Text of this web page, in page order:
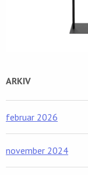
ARKIV
februar 2026
november 2024